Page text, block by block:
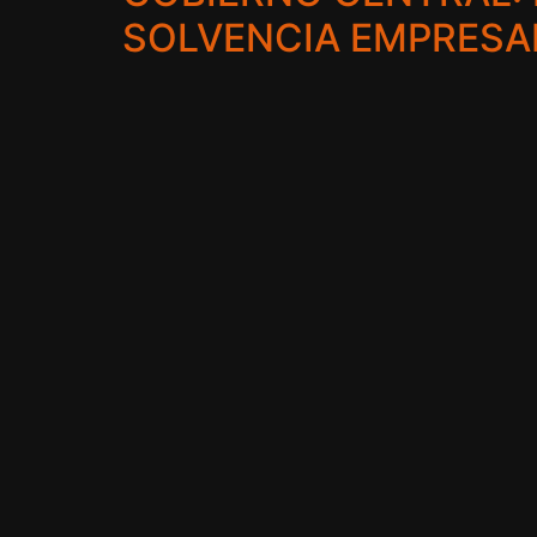
SOLVENCIA